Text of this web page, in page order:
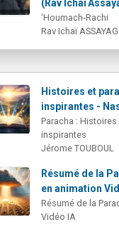
(Rav Ichaï
‘Houmach-Rachi
Rav Ichaï ASSAYAG
Histoires et
inspirantes -
Paracha :
inspirantes
Jérome TOUBOUL
Résumé de la
en animation
Résumé de la
Vidéo IA